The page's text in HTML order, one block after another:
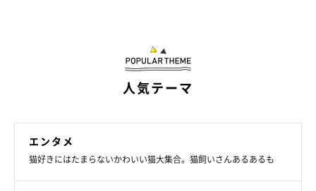
人気テーマ
エンタメ
猫好きにはたまらないかわいい猫大集合。猫飼いさんあるあるも